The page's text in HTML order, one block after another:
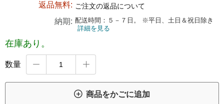
返品無料: ご注文の返品について
納期: 配送時間：５－７日。 ※平日、土日＆祝日除き
詳細を見る
在庫あり。
数量  
 商品をかごに追加